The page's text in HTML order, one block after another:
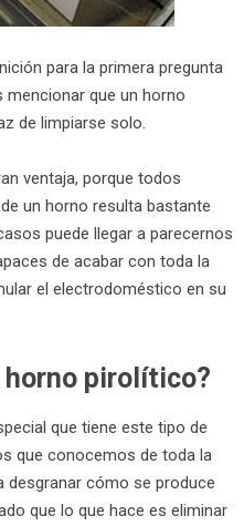
para la primera pregunta
que un horno
de limpiarse solo.
ventaja, porque todos
un horno resulta bastante
puede llegar a parecernos
de acabar con toda la
el electrodoméstico en su
horno pirolítico?
que tiene este tipo de
que conocemos de toda la
desgranar cómo se produce
que lo que hace es eliminar